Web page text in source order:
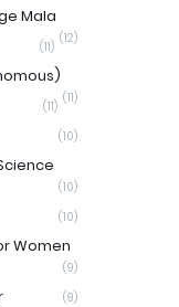
Mala
(12)
(11)
(11)
(11)
(10)
(10)
(10)
Women
(9)
(9)